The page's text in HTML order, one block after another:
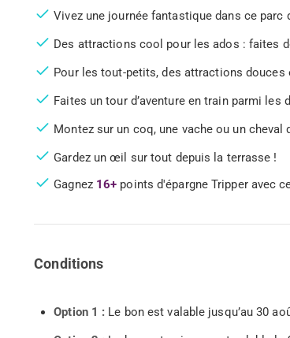
Vivez une journée fantastique dans ce parc
Des attractions cool pour les ados : faites
Pour les tout-petits, des attractions douces
Faites un tour d’aventure en train parmi les
Montez sur un coq, une vache ou un cheval
Gardez un œil sur tout depuis la terrasse !
Gagnez 16+ points d'épargne Tripper avec
Conditions
Option 1 : Le bon est valable jusqu’au 30